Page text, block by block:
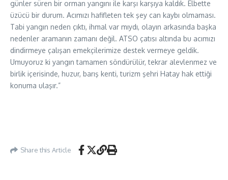
günler süren bir orman yangını ile karşı karşıya kaldık. Elbette
üzücü bir durum. Acımızı hafifleten tek şey can kaybı olmaması.
Tabi yangın neden çıktı, ihmal var mıydı, olayın arkasında başka
nedenler aramanın zamanı değil. ATSO çatısı altında bu acımızı
dindirmeye çalışan emekçilerimize destek vermeye geldik.
Umuyoruz ki yangın tamamen söndürülür, tekrar alevlenmez ve
birlik içerisinde, huzur, barış kenti, turizm şehri Hatay hak ettiği
konuma ulaşır.”
Share this Article